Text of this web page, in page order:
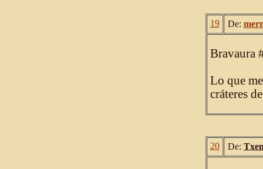
19 De:
Bravaura
Lo que
cráteres
20 De: